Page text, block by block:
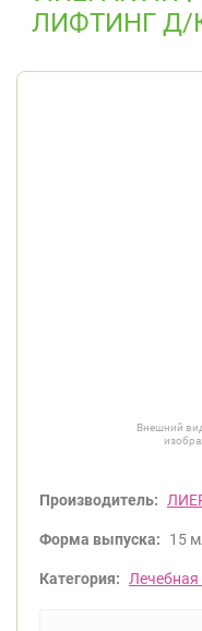
ЛИФТИНГ Д/
Внешний
Производитель:
Форма выпуска: 15
Категория: Лечебная